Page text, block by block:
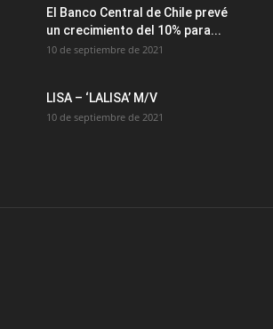
El Banco Central de Chile prevé
un crecimiento del 10% para...
10 de septiembre de 2021
LISA – ‘LALISA’ M/V
10 de septiembre de 2021